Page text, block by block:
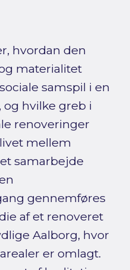
hvordan den
materialitet
samspil i en
hvilke greb i
renoveringer
mellem
samarbejde
gennemføres
af et renoveret
Aalborg, hvor
er omlagt.